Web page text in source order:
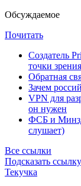
Обсуждаемое
Почитать
Создатель
точки
Обратная
Зачем
VPN для
он нужен
ФСБ и
слушает)
Все ссылки
Подсказать ссылку
Текучка